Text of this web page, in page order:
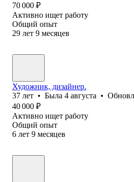
70 000 ₽
Активно ищет работу
Общий опыт
29 лет 9 месяцев
Художник, дизайнер.
37 лет • Была 4 августа •
40 000 ₽
Активно ищет работу
Общий опыт
6 лет 9 месяцев